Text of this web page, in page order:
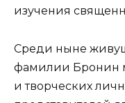
изучения
Среди ныне
фамилии Бронин
и творческих